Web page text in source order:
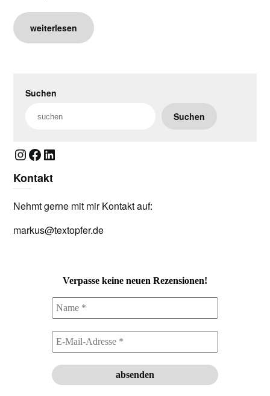
weiterlesen
Suchen
Suchen
Instagram
Facebook
LinkedIn
Kontakt
Nehmt gerne mit mir Kontakt auf:
markus@textopfer.de
Verpasse keine neuen Rezensionen!